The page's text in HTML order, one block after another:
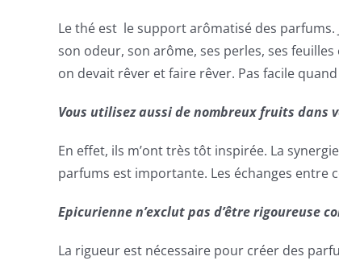
Le thé est le support arômatisé des parfums.
son odeur, son arôme, ses perles, ses
on devait rêver et faire rêver. Pas facile
Vous utilisez aussi de nombreux fruits dans
En effet, ils m’ont très tôt inspirée. La
parfums est importante. Les échanges entre
Epicurienne n’exclut pas d’être rigoureuse
La rigueur est nécessaire pour créer des